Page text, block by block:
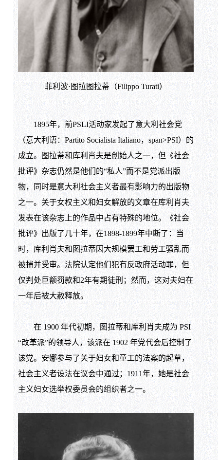
菲利波·图拉图拉蒂（Filippo Turati）
1895年，前PSLI活动家发起了意大利社会党
（意大利语：Partito Socialista Italiano，span>PSI）的
成立。图拉蒂和库利肖夫是创始人之一，但《社会
批评》杂志仍然是他们的“私人”而不是党派出版
物，同时是意大利社会主义者最有影响力的出版物
之一。关于女权主义和妇女解放的文章在库利肖夫
发表在该杂志上的作品中占有特殊的地位。《社会
批评》出版了几十年，在1898-1899年中断了：当
时，库利肖夫和图拉蒂因大规模罢工和劳工骚乱而
被捕并受审。法院认定他们犯有反政府活动罪，但
仅判处巨额罚款和2年有期徒刑；然而，这对夫妇在
一年后被大赦释放。
在 1900 年代初期，图拉蒂和库利肖夫成为 PSI
“改革派”的领导人，该派在 1902 年党代会后控制了
该党。安娜参与了关于妇女和童工的法案的起草，
社会主义者设法在议会中通过；1911年，她是社会
主义妇女选举权委员会的组织者之一。